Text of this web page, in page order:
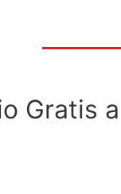
Gratis